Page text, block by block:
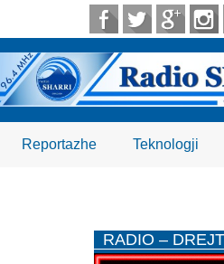
Reportazhe Teknologji
RADIO –